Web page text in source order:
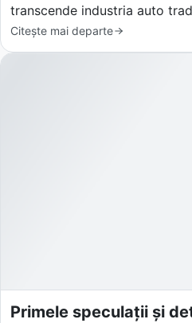
transcende industria auto
Citește mai departe
Primele speculații și